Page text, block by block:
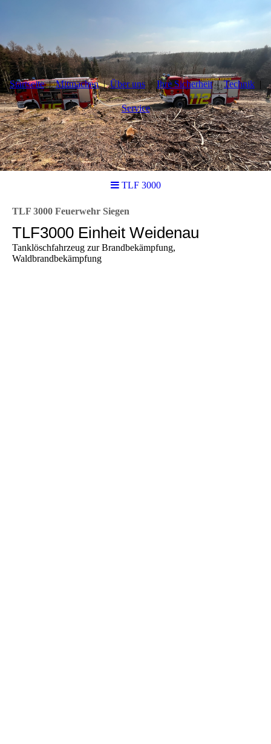
Startseite Mitmachen Über uns Ihre Sicherheit Technik
Service
TLF 3000
TLF 3000 Feuerwehr Siegen
TLF3000 Einheit Weidenau
Tanklöschfahrzeug zur Brandbekämpfung,
Waldbrandbekämpfung